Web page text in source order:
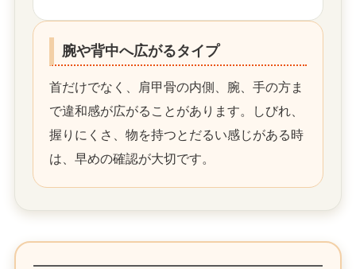
腕や背中へ広がるタイプ
首だけでなく、肩甲骨の内側、腕、手の方ま
で違和感が広がることがあります。しびれ、
握りにくさ、物を持つとだるい感じがある時
は、早めの確認が大切です。